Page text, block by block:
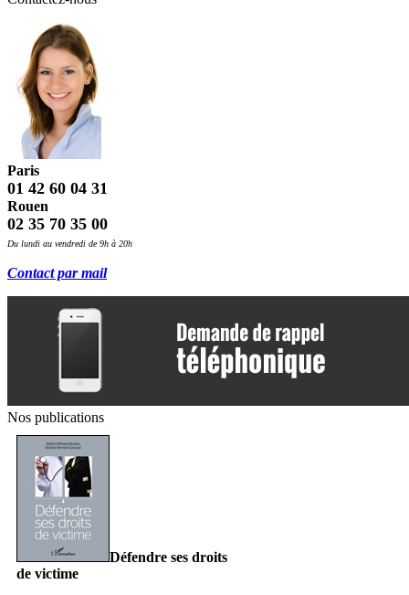
Paris
01 42 60 04 31
Rouen
02 35 70 35 00
Du lundi au vendredi de 9h à 20h
Contact par mail
Nos publications
Défendre ses droits
de victime